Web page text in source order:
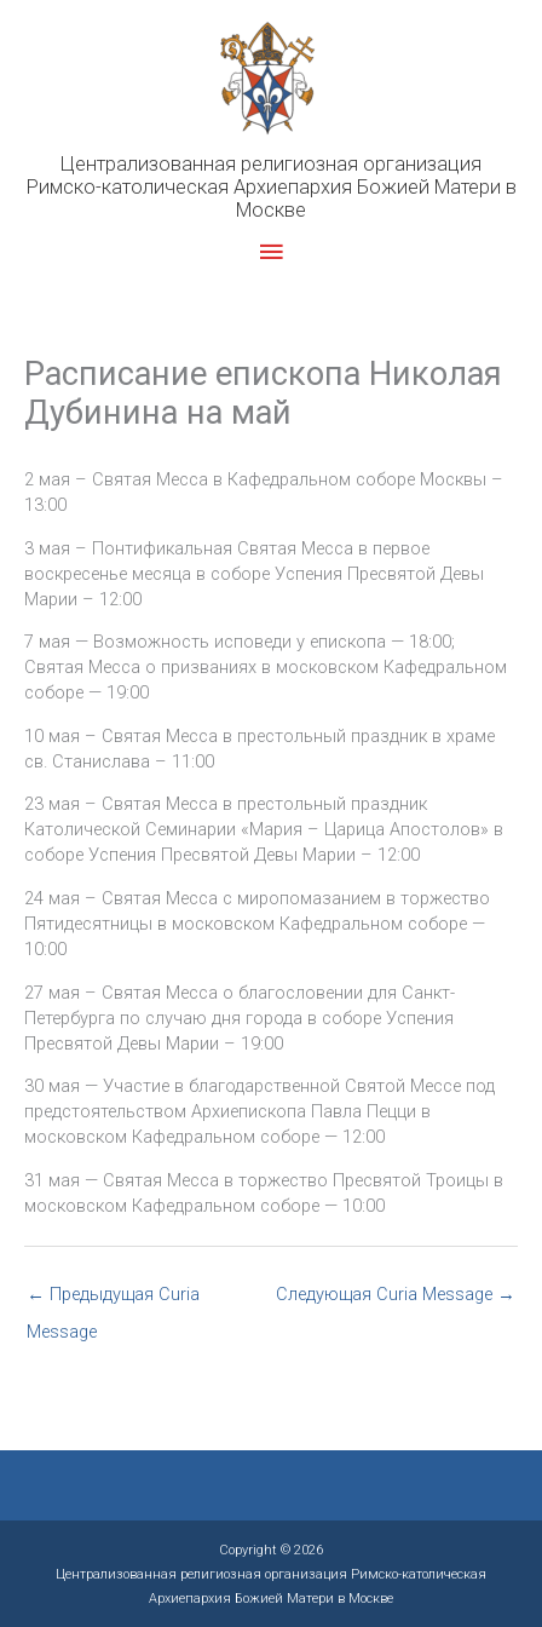
Централизованная религиозная организация
Римско-католическая Архиепархия Божией Матери в
Москве
Главное
Расписание епископа Николая
Дубинина на май
2 мая – Святая Месса в Кафедральном соборе Москвы –
13:00
3 мая – Понтификальная Святая Месса в первое
воскресенье месяца в соборе Успения Пресвятой Девы
Марии – 12:00
7 мая — Возможность исповеди у епископа — 18:00;
Святая Месса о призваниях в московском Кафедральном
соборе — 19:00
10 мая – Святая Месса в престольный праздник в храме
св. Станислава – 11:00
23 мая – Святая Месса в престольный праздник
Католической Семинарии «Мария – Царица Апостолов» в
соборе Успения Пресвятой Девы Марии – 12:00
24 мая – Святая Месса с миропомазанием в торжество
Пятидесятницы в московском Кафедральном соборе —
10:00
27 мая – Святая Месса о благословении для Санкт-
Петербурга по случаю дня города в соборе Успения
Пресвятой Девы Марии – 19:00
30 мая — Участие в благодарственной Святой Мессе под
предстоятельством Архиепископа Павла Пецци в
московском Кафедральном соборе — 12:00
31 мая — Святая Месса в торжество Пресвятой Троицы в
московском Кафедральном соборе — 10:00
← Предыдущая Curia
Message
Следующая Curia Message →
Copyright © 2026
Централизованная религиозная организация Римско-католическая
Архиепархия Божией Матери в Москве